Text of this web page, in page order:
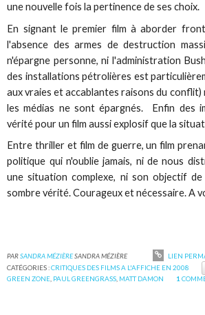
une nouvelle fois la pertinence de ses choix.
En signant le premier film à aborder
l'absence des armes de destruction
n'épargne personne, ni l'administration
des installations pétrolières est
aux vraies et accablantes raisons du conflit)
les médias ne sont épargnés. Enfin des
vérité pour un film aussi explosif que la
Entre thriller et film de guerre, un film
politique qui n'oublie jamais, ni de nous
une situation complexe, ni son objectif
sombre vérité. Courageux et nécessaire. A
PARSANDRA MÉZIÈRESANDRA MÉZIÈRE LIEN
CATÉGORIES :CRITIQUES DES FILMS A L'AFFICHE EN 2008
GREEN ZONE PAUL GREENGRASS MATT DAMON 1